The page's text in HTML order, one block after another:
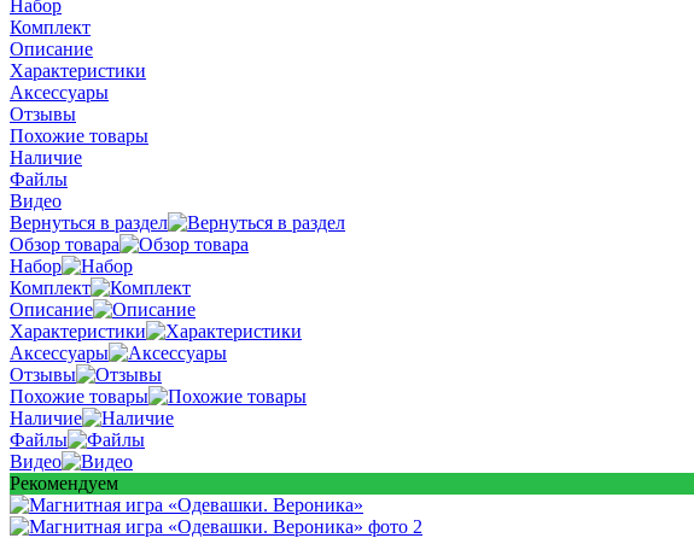
Набор
Комплект
Описание
Характеристики
Аксессуары
Отзывы
Похожие товары
Наличие
Файлы
Видео
Вернуться в раздел
Обзор товара
Набор
Комплект
Описание
Характеристики
Аксессуары
Отзывы
Похожие товары
Наличие
Файлы
Видео
Рекомендуем